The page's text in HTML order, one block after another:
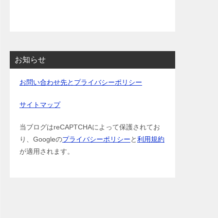
お知らせ
お問い合わせ先とプライバシーポリシー
サイトマップ
当ブログはreCAPTCHAによって保護されてお
り、Googleのプライバシーポリシーと利用規約
が適用されます。